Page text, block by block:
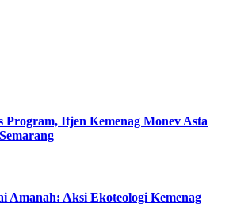
Itjen Kemenag Monev Asta
Amanah: Aksi Ekoteologi Kemenag